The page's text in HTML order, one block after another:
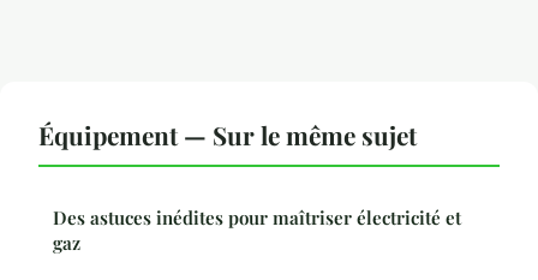
Équipement — Sur le même sujet
Des astuces inédites pour maîtriser électricité et
gaz